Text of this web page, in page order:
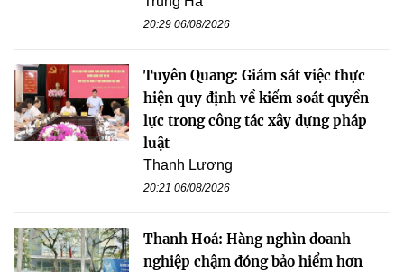
20:29 06/08/2026
Tuyên Quang: Giám sát việc thực
hiện quy định về kiểm soát quyền
lực trong công tác xây dựng pháp
luật
Thanh Lương
20:21 06/08/2026
Thanh Hoá: Hàng nghìn doanh
nghiệp chậm đóng bảo hiểm hơn